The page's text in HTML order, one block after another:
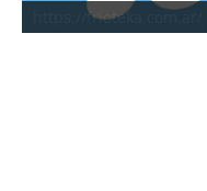
https://frioteka.com.ar/